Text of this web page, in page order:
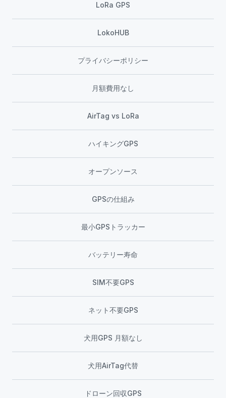
LoRa GPS
LokoHUB
プライバシーポリシー
月額費用なし
AirTag vs LoRa
ハイキングGPS
オープンソース
GPSの仕組み
最小GPSトラッカー
バッテリー寿命
SIM不要GPS
ネット不要GPS
犬用GPS 月額なし
犬用AirTag代替
ドローン回収GPS